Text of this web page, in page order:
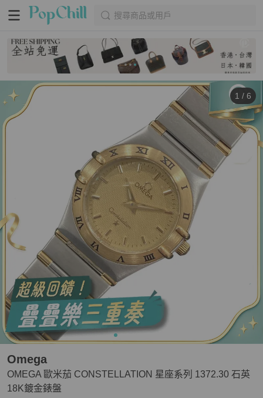
搜尋商品或用戶
1 / 6
OMEGA 歐米茄 CONSTELLATION 星座系列 1372.30 石英
18K鍍金錶盤
Omega